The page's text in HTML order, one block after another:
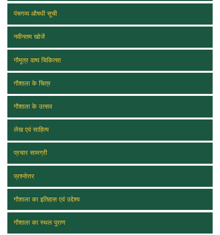
पंचगव्य औषधी सूची
नवीनतम खोजें
गौमूत्र वाष्प चिकित्सा
गौशाला के चित्र
गौशाला के उत्सव
लेख एवं साहित्य
प्रचार सामग्री
प्रश्नोत्तर
गौशाला का इतिहास एवं उद्देश्य
गौशाला का स्थल पुराण